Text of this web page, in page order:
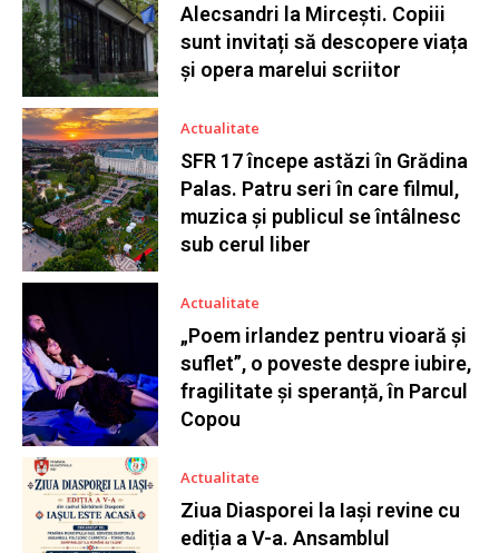
Alecsandri la Mircești. Copiii
sunt invitați să descopere viața
și opera marelui scriitor
Actualitate
SFR 17 începe astăzi în Grădina
Palas. Patru seri în care filmul,
muzica și publicul se întâlnesc
sub cerul liber
Actualitate
„Poem irlandez pentru vioară și
suflet”, o poveste despre iubire,
fragilitate și speranță, în Parcul
Copou
Actualitate
Ziua Diasporei la Iași revine cu
ediția a V-a. Ansamblul